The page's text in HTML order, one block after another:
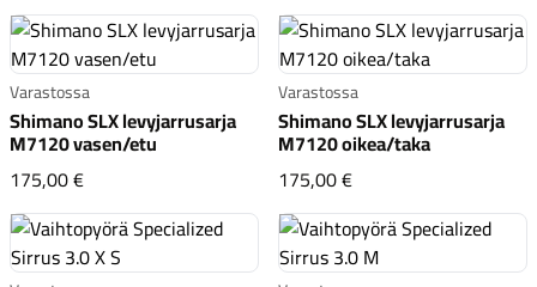
Varastossa
Shimano SLX levyjarrusarja
M7120 vasen/etu
175,00 €Shimano SLX levyjarrusarja M7120 vasen/etu
Varastossa
Shimano SLX levyjarrusarja
M7120 oikea/taka
175,00 €Shimano SLX